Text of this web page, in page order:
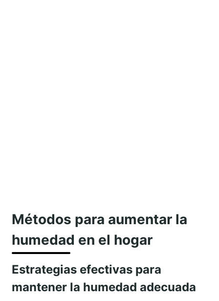
Métodos para aumentar la
humedad en el hogar
Estrategias efectivas para
mantener la humedad adecuada